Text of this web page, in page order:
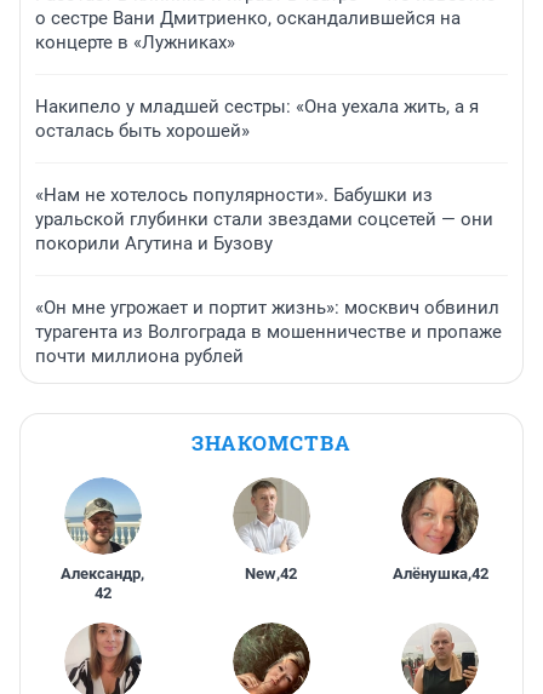
о сестре Вани Дмитриенко, оскандалившейся на
концерте в «Лужниках»
Накипело у младшей сестры: «Она уехала жить, а я
осталась быть хорошей»
«Нам не хотелось популярности». Бабушки из
уральской глубинки стали звездами соцсетей — они
покорили Агутина и Бузову
«Он мне угрожает и портит жизнь»: москвич обвинил
турагента из Волгограда в мошенничестве и пропаже
почти миллиона рублей
ЗНАКОМСТВА
Александр,
42
New,42 Алёнушка,42